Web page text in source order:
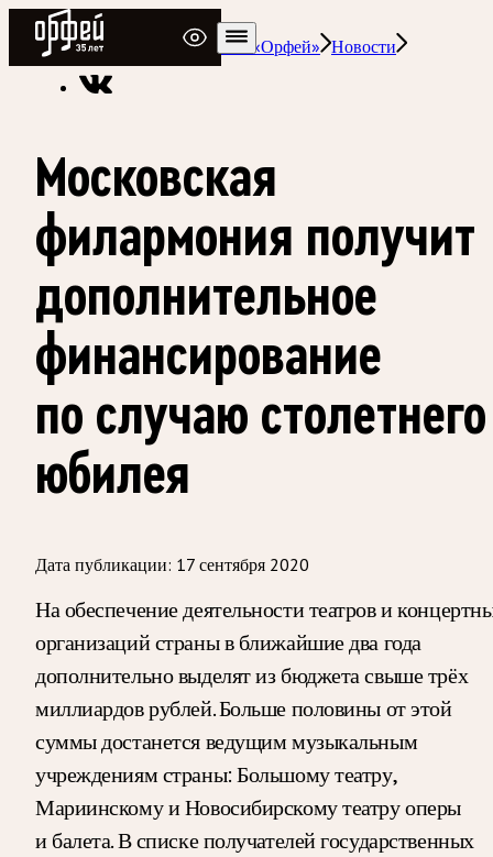
Радио Орфей
Радио классической музыки «Орфей» Новости
Московская
филармония получит
дополнительное
финансирование
по случаю столетнего
юбилея
Дата публикации: 17 сентября 2020
На обеспечение деятельности театров и
организаций страны в ближайшие два года
дополнительно выделят из бюджета свыше трёх
миллиардов рублей. Больше половины от этой
суммы достанется ведущим музыкальным
учреждениям страны: Большому театру,
Мариинскому и Новосибирскому театру оперы
и балета. В списке получателей государственных